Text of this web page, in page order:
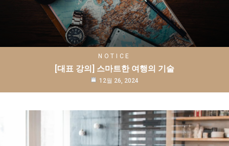
NOTICE
[대표 강의] 스마트한 여행의 기술
12월 26, 2024